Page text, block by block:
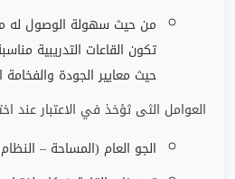
من حيث سهولة الوصول له
تكون القاعات التدريبية
حيث معايير الجودة
العوامل الثى ثؤخذ في الاعتبار عند
الجو العام (المساحة –